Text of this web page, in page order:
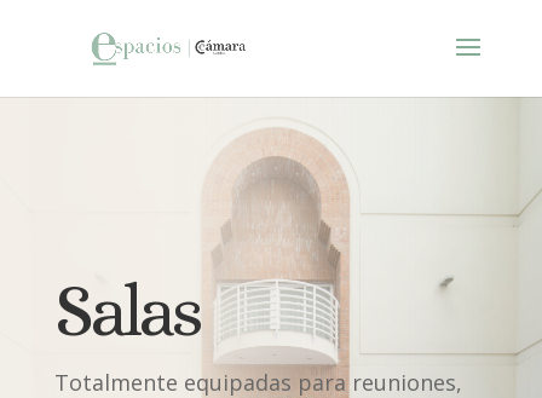
Salas
Totalmente equipadas para reuniones,